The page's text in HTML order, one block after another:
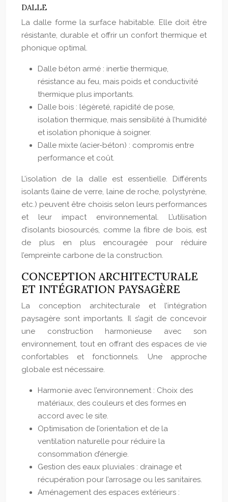
DALLE
La dalle forme la surface habitable. Elle doit être
résistante, durable et offrir un confort thermique et
phonique optimal.
Dalle béton armé : inertie thermique,
résistance au feu, mais poids et conductivité
thermique plus importants.
Dalle bois : légèreté, rapidité de pose,
isolation thermique, mais sensibilité à l’humidité
et isolation phonique à soigner.
Dalle mixte (acier-béton) : compromis entre
performance et coût.
L’isolation de la dalle est essentielle. Différents
isolants (laine de verre, laine de roche, polystyrène,
etc.) peuvent être choisis selon leurs performances
et leur impact environnemental. L’utilisation
d’isolants biosourcés, comme la fibre de bois, est
de plus en plus encouragée pour réduire
l’empreinte carbone de la construction.
CONCEPTION ARCHITECTURALE
ET INTÉGRATION PAYSAGÈRE
La conception architecturale et l’intégration
paysagère sont importants. Il s’agit de concevoir
une construction harmonieuse avec son
environnement, tout en offrant des espaces de vie
confortables et fonctionnels. Une approche
globale est nécessaire.
Harmonie avec l’environnement : Choix des
matériaux, des couleurs et des formes en
accord avec le site.
Optimisation de l’orientation et de la
ventilation naturelle pour réduire la
consommation d’énergie.
Gestion des eaux pluviales : drainage et
récupération pour l’arrosage ou les sanitaires.
Aménagement des espaces extérieurs :